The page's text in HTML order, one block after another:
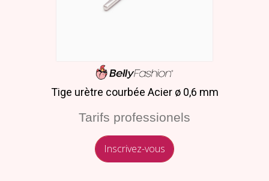
Tige urètre courbée Acier ø 0,6 mm
Tarifs professionels
Inscrivez-vous